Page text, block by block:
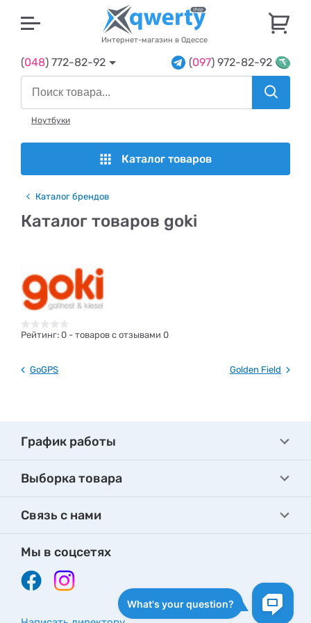
Интернет-магазин в Одессе
(048) 772-82-92 (097) 972-82-92
Ноутбуки
Каталог товаров
Каталог брендов
Каталог товаров goki
Рейтинг: 0 - товаров с отзывами 0
GoGPS Golden Field
График работы
Выборка товара
Связь с нами
Мы в соцсетях